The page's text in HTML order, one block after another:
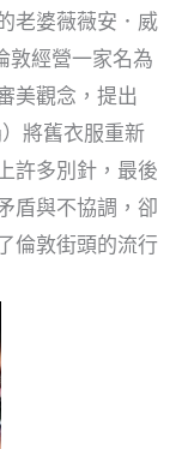
老婆薇薇安．威
敦經營一家名為
美觀念，提出
將舊衣服重新
許多別針，最後
盾與不協調，卻
倫敦街頭的流行